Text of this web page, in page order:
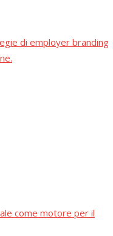
di employer branding
come motore per il